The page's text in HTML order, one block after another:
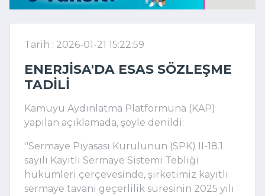
Tarih : 2026-01-21 15:22:59
ENERJISA'DA ESAS SÖZLEŞME
TADILI
Kamuyu Aydınlatma Platformuna (KAP)
yapılan açıklamada, şöyle denildi:
''Sermaye Piyasası Kurulunun (SPK) II-18.1
sayılı Kayıtlı Sermaye Sistemi Tebliği
hükümleri çerçevesinde, şirketimiz kayıtlı
sermaye tavanı geçerlilik süresinin 2025 yılı